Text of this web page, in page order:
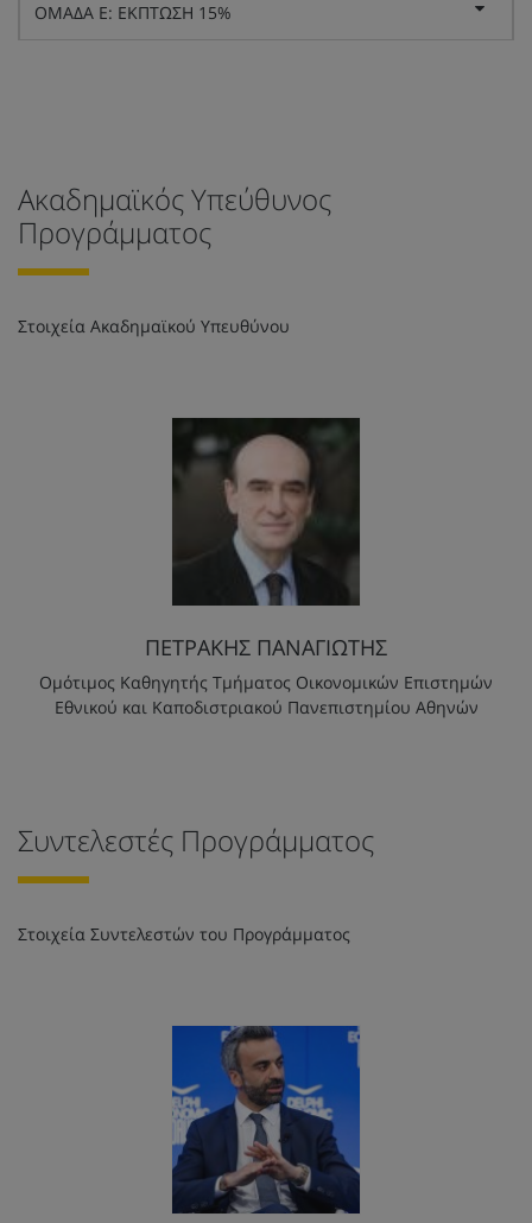
ΟΜΑΔΑ Ε: ΕΚΠΤΩΣΗ 15%
Ακαδημαϊκός Υπεύθυνος
Προγράμματος
Στοιχεία Ακαδημαϊκού Υπευθύνου
ΠΕΤΡΑΚΗΣ ΠΑΝΑΓΙΩΤΗΣ
Ομότιμος Καθηγητής Τμήματος Οικονομικών Επιστημών
Εθνικού και Καποδιστριακού Πανεπιστημίου Αθηνών
Συντελεστές Προγράμματος
Στοιχεία Συντελεστών του Προγράμματος